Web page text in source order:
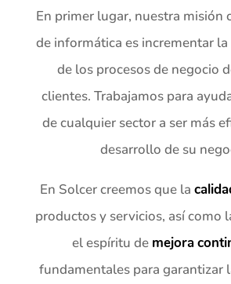
En primer lugar, nuestra misión
de informática es incrementar
de los procesos de negocio
clientes. Trabajamos para
de cualquier sector a ser más
desarrollo de su
En Solcer creemos que la
productos y servicios, así como
el espíritu de mejora
fundamentales para garantizar